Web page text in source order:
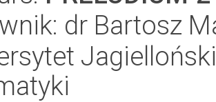
dr Bartosz